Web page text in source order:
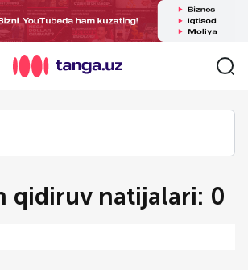
qidiruv natijalari: 0